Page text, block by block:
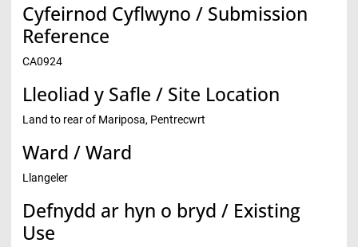
Cyfeirnod Cyflwyno / Submission
Reference
CA0924
Lleoliad y Safle / Site Location
Land to rear of Mariposa, Pentrecwrt
Ward / Ward
Llangeler
Defnydd ar hyn o bryd / Existing
Use